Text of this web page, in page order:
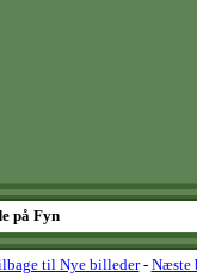
på Fyn
til Nye billeder- Næste